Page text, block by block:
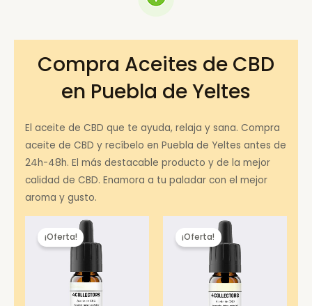
Compra Aceites de CBD
en Puebla de Yeltes
El aceite de CBD que te ayuda, relaja y sana. Compra
aceite de CBD y recíbelo en Puebla de Yeltes antes de
24h-48h. El más destacable producto y de la mejor
calidad de CBD. Enamora a tu paladar con el mejor
aroma y gusto.
¡Oferta! ¡Oferta!